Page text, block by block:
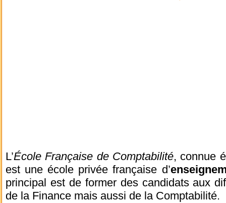
L’École Française de Comptabilité, connue
est une école privée française d’
principal est de former des candidats aux
de la Finance mais aussi de la Comptabilité.